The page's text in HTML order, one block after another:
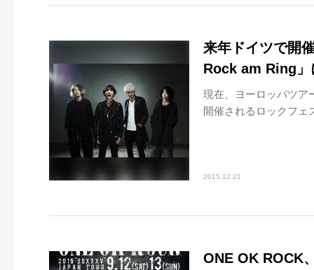
来年ドイツで開
Rock am Ring」
現在、ヨーロッパツア
開催されるロックフェ
2015.12.21
ONE OK ROCK